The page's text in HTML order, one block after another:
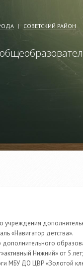
СОВЕТСКИЙ РАЙОН
учреждения
«Навигатор детства».
Нижний» от 5
МБУ ДО ЦВР «Золотой